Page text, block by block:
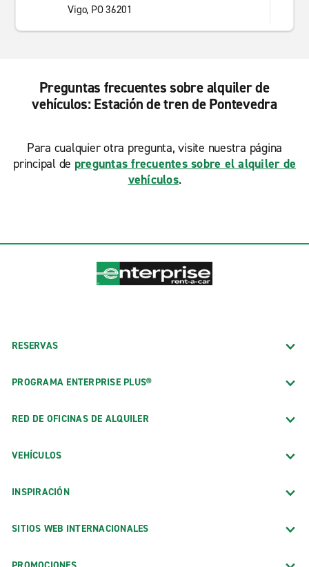
Vigo, PO 36201
Preguntas frecuentes sobre alquiler de
vehículos: Estación de tren de Pontevedra
Para cualquier otra pregunta, visite nuestra página
principal de preguntas frecuentes sobre el alquiler de
vehículos.
RESERVAS
PROGRAMA ENTERPRISE PLUS®
RED DE OFICINAS DE ALQUILER
VEHÍCULOS
INSPIRACIÓN
SITIOS WEB INTERNACIONALES